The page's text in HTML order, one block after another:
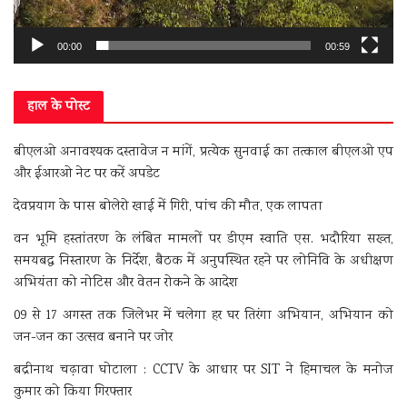
00:00 00:59
हाल के पोस्ट
बीएलओ अनावश्यक दस्तावेज न मांगें, प्रत्येक सुनवाई का तत्काल बीएलओ एप
और ईआरओ नेट पर करें अपडेट
देवप्रयाग के पास बोलेरो खाई में गिरी, पांच की मौत, एक लापता
वन भूमि हस्तांतरण के लंबित मामलों पर डीएम स्वाति एस. भदौरिया सख्त,
समयबद्ध निस्तारण के निर्देश, बैठक में अनुपस्थित रहने पर लोनिवि के अधीक्षण
अभियंता को नोटिस और वेतन रोकने के आदेश
09 से 17 अगस्त तक जिलेभर में चलेगा हर घर तिरंगा अभियान, अभियान को
जन-जन का उत्सव बनाने पर जोर
बद्रीनाथ चढ़ावा घोटाला : CCTV के आधार पर SIT ने हिमाचल के मनोज
कुमार को किया गिरफ्तार